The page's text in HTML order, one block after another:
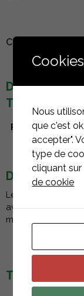
CONNECTEZ-
DÉTAILS
TECHNIQUES
Fabricant
DESCRIPTION
Le connecteur
avec le
monophasé au
Cookies
Nous
que c'est
accepter".
type de
cliquant sur
de cookie